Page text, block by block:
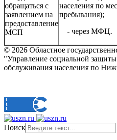
обращаться с
заявлением на
предоставление
МСП
населения по
пребывания);
- через МФЦ.
© 2026 Областное
"Управление социальной
обслуживания населения по
Поиск